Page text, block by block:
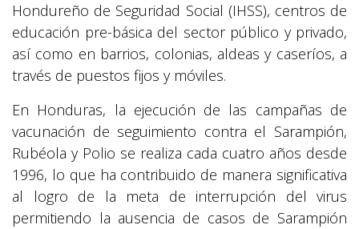
Hondureño de Seguridad Social (IHSS), centros de
educación pre-básica del sector público y privado,
así como en barrios, colonias, aldeas y caseríos, a
través de puestos fijos y móviles.
En Honduras, la ejecución de las campañas de
vacunación de seguimiento contra el Sarampión,
Rubéola y Polio se realiza cada cuatro años desde
1996, lo que ha contribuido de manera significativa
al logro de la meta de interrupción del virus
permitiendo la ausencia de casos de Sarampión